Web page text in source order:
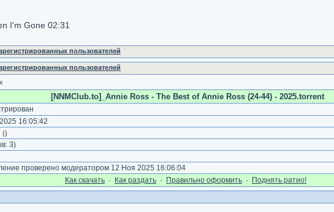
I'm Gone 02:31
пользователей
пользователей
[NNMClub.to]_Annie Ross - The Best of Annie Ross (24-44) - 2025.torrent
16:05:42
()
3)
проверено модератором 12 Ноя 2025 16:06:04
Как cкачать · Как раздать · Правильно оформить · Поднять ратио!